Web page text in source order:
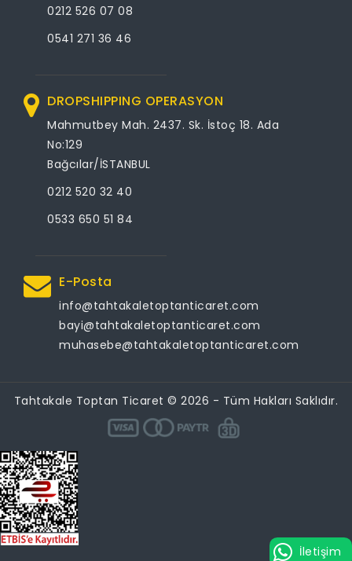
0212 526 07 08
0541 271 36 46
DROPSHIPPING OPERASYON
Mahmutbey Mah. 2437. Sk. İstoç 18. Ada
No:129
Bağcılar/İSTANBUL
0212 520 32 40
0533 650 51 84
E-Posta
info@tahtakaletoptanticaret.com
bayi@tahtakaletoptanticaret.com
muhasebe@tahtakaletoptanticaret.com
Tahtakale Toptan Ticaret © 2026 - Tüm Hakları Saklıdır.
İletişim